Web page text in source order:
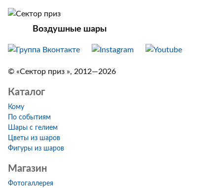
Воздушные шары
© «Сектор приз », 2012—2026
Каталог
Кому
По событиям
Шары с гелием
Цветы из шаров
Фигуры из шаров
Магазин
Фотогаллерея